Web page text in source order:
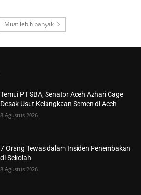
Muat lebih banyak
Temui PT SBA, Senator Aceh Azhari Cage
Desak Usut Kelangkaan Semen di Aceh
8 Agustus 2026
7 Orang Tewas dalam Insiden Penembakan
di Sekolah
8 Agustus 2026